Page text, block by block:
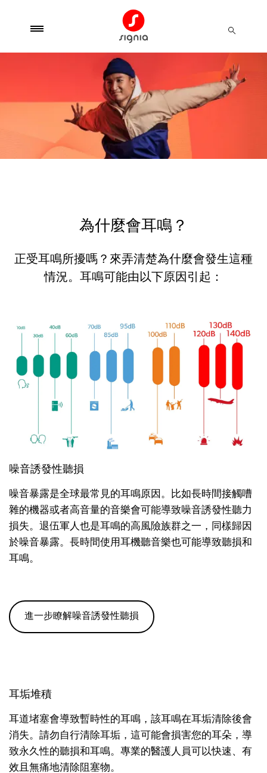
為什麼會耳鳴？
正受耳鳴所擾嗎？來弄清楚為什麼會發生這種
情況。耳鳴可能由以下原因引起：
噪音誘發性聽損
噪音暴露是全球最常見的耳鳴原因。比如長時間接觸嘈
雜的機器或者高音量的音樂會可能導致噪音誘發性聽力
損失。退伍軍人也是耳鳴的高風險族群之一，同樣歸因
於噪音暴露。長時間使用耳機聽音樂也可能導致聽損和
耳鳴。
進一步瞭解噪音誘發性聽損
耳垢堆積
耳道堵塞會導致暫時性的耳鳴，該耳鳴在耳垢清除後會
消失。請勿自行清除耳垢，這可能會損害您的耳朵，導
致永久性的聽損和耳鳴。專業的醫護人員可以快速、有
效且無痛地清除阻塞物。